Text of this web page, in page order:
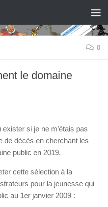
0
le domaine
si je ne m’étais pas
de décès en cherchant les
public en 2019.
cette sélection à la
pour la jeunesse qui
au 1er janvier 2009 :